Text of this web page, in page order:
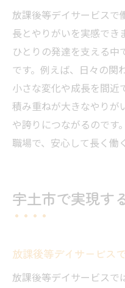
放課後等デイサービスで
長とやりがいを実感でき
ひとりの発達を支える中
です。例えば、日々の関
小さな変化や成長を間近
積み重ねが大きなやりが
や誇りにつながるのです
職場で、安心して長く働
宇土市で実現す
放課後等デイサービス
放課後等デイサービスで